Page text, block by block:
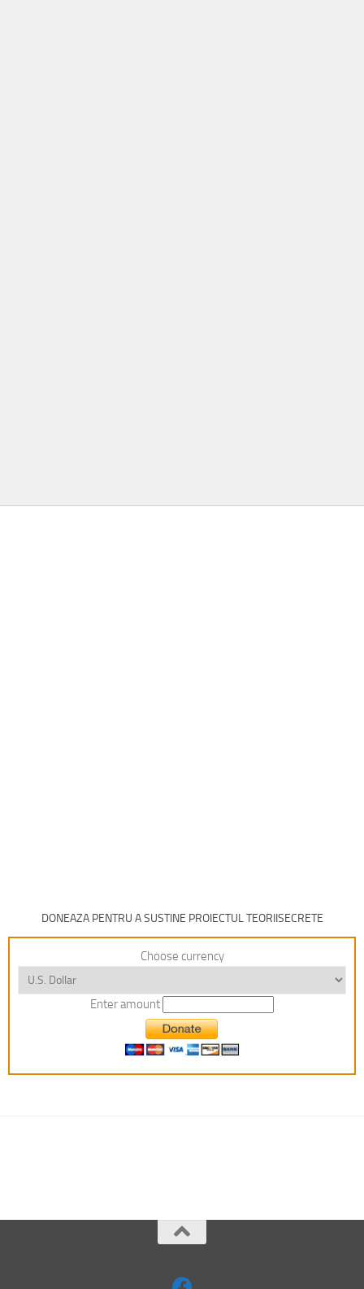
DONEAZA PENTRU A SUSTINE PROIECTUL TEORIISECRETE
Choose currency
Enter amount